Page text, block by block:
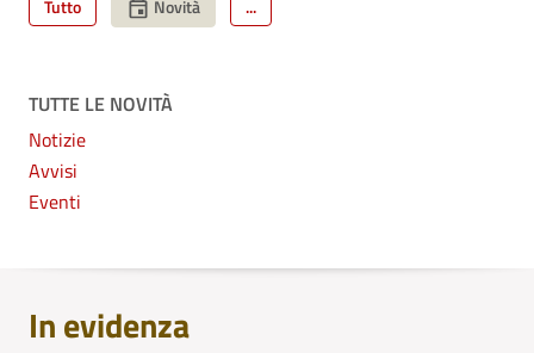
Tutto Novità ...
TUTTE LE NOVITÀ
Notizie
Avvisi
Eventi
In evidenza